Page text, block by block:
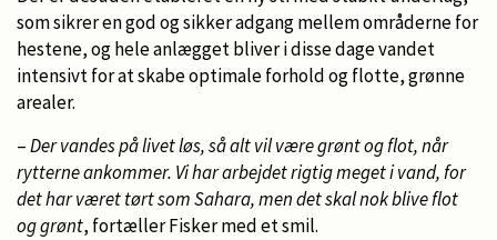
som sikrer en god og sikker adgang mellem områderne for
hestene, og hele anlægget bliver i disse dage vandet
intensivt for at skabe optimale forhold og flotte, grønne
arealer.
–Der vandes på livet løs, så alt vil være grønt og flot, når
rytterne ankommer. Vi har arbejdet rigtig meget i vand, for
det har været tørt som Sahara, men det skal nok blive flot
og grønt, fortæller Fisker med et smil.